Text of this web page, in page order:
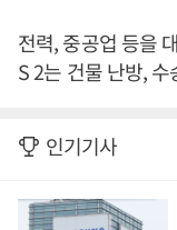
전력, 중공업 등을
S 2는 건물 난방,
인기기사